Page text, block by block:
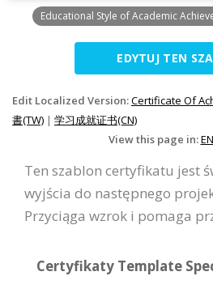
Educational Style of Academic
EDYTUJ TEN
Edit Localized Version:Certificate Of
書(TW) | 学习成就证书(CN)
View this page in:EN
Ten szablon certyfikatu jest
wyjścia do następnego
Przyciąga wzrok i pomaga
Certyfikaty Template